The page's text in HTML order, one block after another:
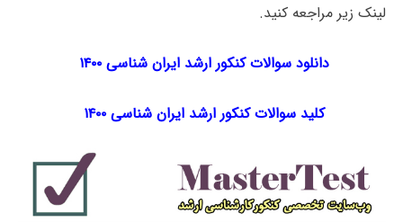
لینک زیر مراجعه کنید.
دانلود سوالات کنکور ارشد ایران شناسی ۱۴۰۰
کلید سوالات کنکور ارشد ایران شناسی ۱۴۰۰